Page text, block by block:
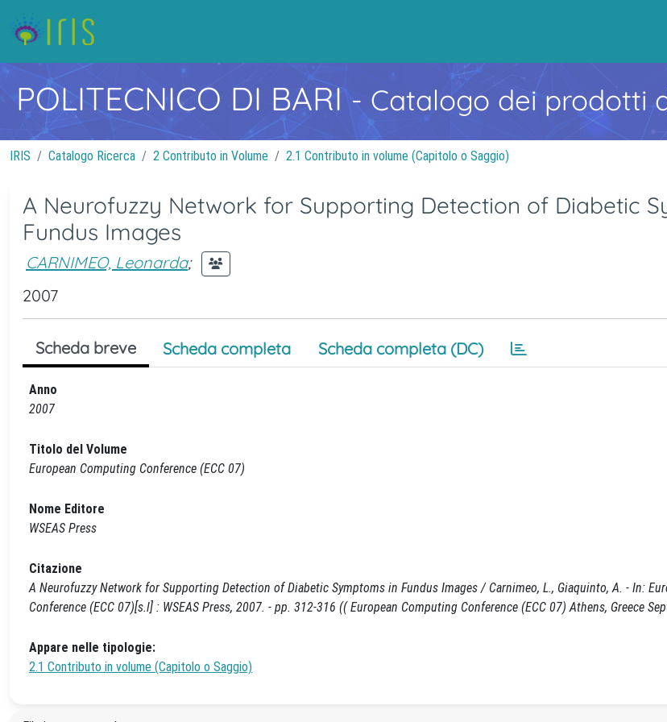
POLITECNICO DI BARI- Catalogo dei prodotti
IRIS Catalogo Ricerca 2 Contributo in Volume 2.1 Contributo in volume (Capitolo o Saggio)
A Neurofuzzy Network for Supporting Detection of Diabetic
Fundus Images
CARNIMEO, Leonarda;
2007
Scheda breve Scheda completa Scheda completa (DC)
Anno
2007
Titolo del Volume
European Computing Conference (ECC 07)
Nome Editore
WSEAS Press
Citazione
A Neurofuzzy Network for Supporting Detection of Diabetic Symptoms in Fundus Images / Carnimeo, L., Giaquinto, A. - In:
Conference (ECC 07)[s.l] : WSEAS Press, 2007. - pp. 312-316 (( European Computing Conference (ECC 07) Athens, Greece
Appare nelle tipologie:
2.1 Contributo in volume (Capitolo o Saggio)